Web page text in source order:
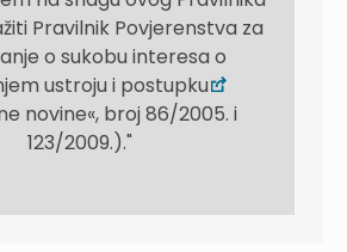
Pravilnik Povjerenstva za
o sukobu interesa o
ustroju i postupku
novine«, broj 86/2005. i
123/2009.)."